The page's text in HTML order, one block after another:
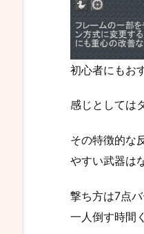
初心者にもお
感じとしては
その特徴的な
やすい武器は
撃ち方は7点
一人倒す時間